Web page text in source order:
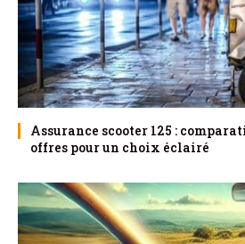
Assurance scooter 125 :
offres pour un choix éclairé